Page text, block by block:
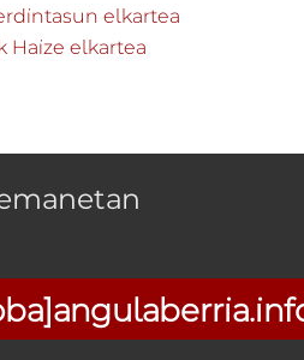
elkartea
Haize elkartea